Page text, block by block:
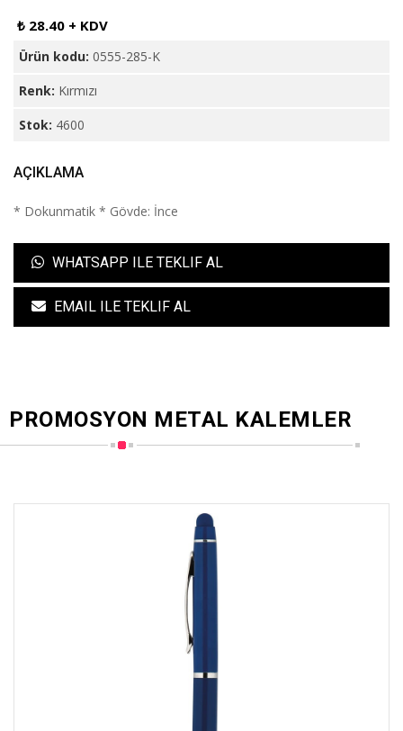
₺ 28.40 + KDV
Ürün kodu: 0555-285-K
Renk: Kırmızı
Stok: 4600
AÇIKLAMA
* Dokunmatik * Gövde: İnce
WHATSAPP ILE TEKLIF AL
EMAIL ILE TEKLIF AL
PROMOSYON METAL KALEMLER